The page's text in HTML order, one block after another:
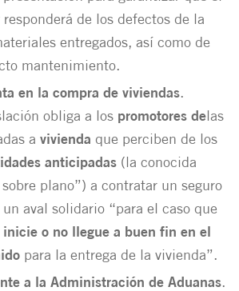
responderá de los defectos de la
entregados, así como de
mantenimiento.
en la compra de viviendas.
obliga a los promotores delas
avivienda que perciben de los
anticipadas (la conocida
plano”) a contratar un seguro
aval solidario “para el caso que
inicie o no llegue a buen fin en el
para la entrega de la vivienda”.
a la Administración de Aduanas.